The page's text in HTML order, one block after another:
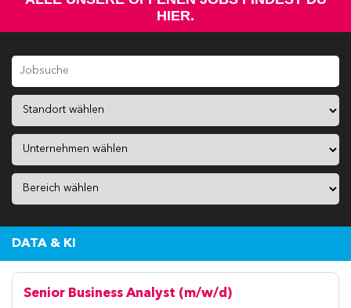
HIER.
DATA & KI
Senior Business Analyst (m/w/d)